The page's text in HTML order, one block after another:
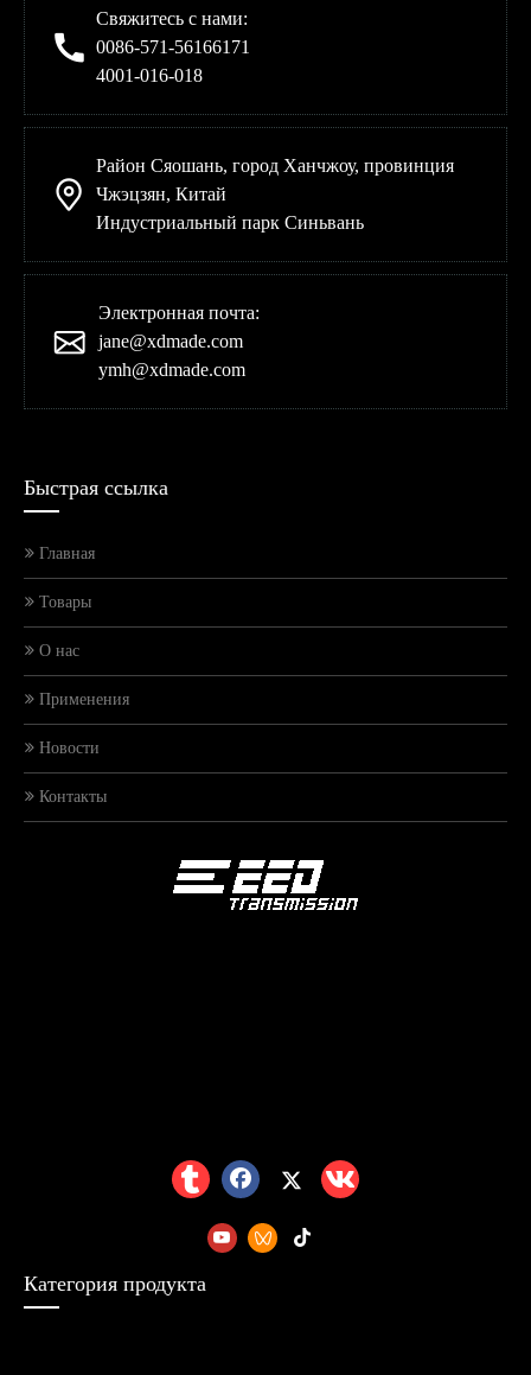
Свяжитесь с нами:
0086-571-56166171
4001-016-018
Район Сяошань, город Ханчжоу, провинция
Чжэцзян, Китай
Индустриальный парк Синьвань
Электронная почта:
jane@xdmade.com
ymh@xdmade.com
Быстрая ссылка
Главная
Товары
О нас
Применения
Новости
Контакты
Категория продукта